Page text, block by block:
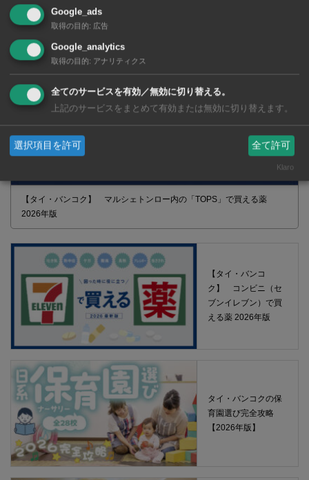
【タイ・バンコク】 マルシェトンロー内の「TOPS」で買える薬
2026年版
【タイ・バンコ
ク】 コンビニ（セ
ブンイレブン）で買
える薬 2026年版
タイ・バンコクの保
育園選び完全攻略
【2026年版】
Google_ads
取得の目的: 広告
Google_analytics
取得の目的: アナリティクス
全てのサービスを有効／無効に切り替える。
上記のサービスをまとめて有効または無効に切り替えます。
選択項目を許可 全て許可
Klaro